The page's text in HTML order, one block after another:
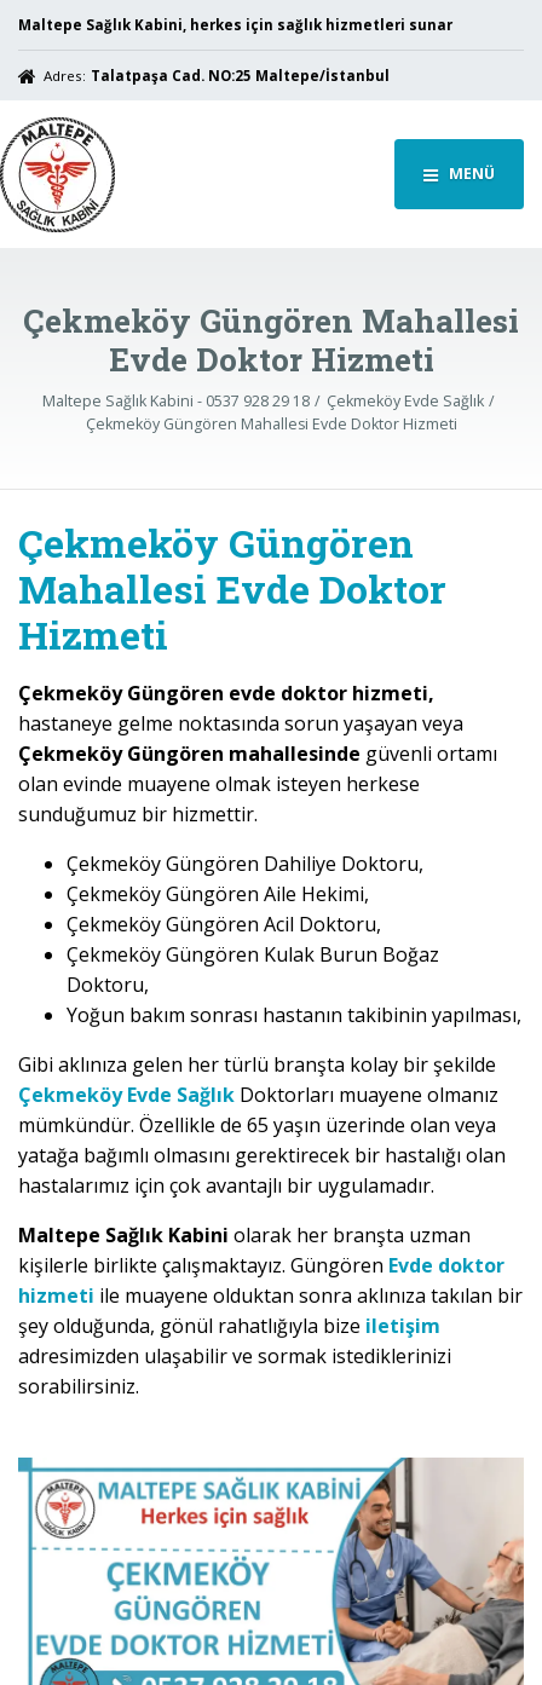
Maltepe Sağlık Kabini, herkes için sağlık hizmetleri sunar
Adres: Talatpaşa Cad. NO:25 Maltepe/İstanbul
MENÜ
Çekmeköy Güngören Mahallesi
Evde Doktor Hizmeti
Maltepe Sağlık Kabini - 0537 928 29 18
Çekmeköy Evde Sağlık
Çekmeköy Güngören Mahallesi Evde Doktor Hizmeti
Çekmeköy Güngören
Mahallesi Evde Doktor
Hizmeti
Çekmeköy Güngören evde doktor hizmeti,
hastaneye gelme noktasında sorun yaşayan veya
Çekmeköy Güngören mahallesinde güvenli ortamı
olan evinde muayene olmak isteyen herkese
sunduğumuz bir hizmettir.
Çekmeköy Güngören Dahiliye Doktoru,
Çekmeköy Güngören Aile Hekimi,
Çekmeköy Güngören Acil Doktoru,
Çekmeköy Güngören Kulak Burun Boğaz
Doktoru,
Yoğun bakım sonrası hastanın takibinin yapılması,
Gibi aklınıza gelen her türlü branşta kolay bir şekilde
Çekmeköy Evde Sağlık Doktorları muayene olmanız
mümkündür. Özellikle de 65 yaşın üzerinde olan veya
yatağa bağımlı olmasını gerektirecek bir hastalığı olan
hastalarımız için çok avantajlı bir uygulamadır.
Maltepe Sağlık Kabini olarak her branşta uzman
kişilerle birlikte çalışmaktayız. Güngören Evde doktor
hizmeti ile muayene olduktan sonra aklınıza takılan bir
şey olduğunda, gönül rahatlığıyla bize iletişim
adresimizden ulaşabilir ve sormak istediklerinizi
sorabilirsiniz.